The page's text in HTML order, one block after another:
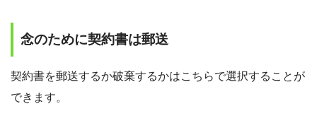
念のために契約書は郵送
契約書を郵送するか破棄するかはこちらで選択することが
できます。